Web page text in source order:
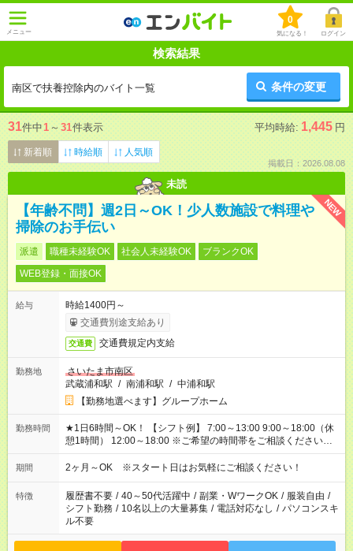
メニュー
0
気になる！ ログイン
検索結果
南区で扶養控除内のバイト一覧 条件の変更
31件中1 ～ 31件表示 平均時給: 1,445 円
新着順 時給順 人気順
掲載日：2026.08.08
未読
NEW
【年齢不問】週2日～OK！少人数施設で料理や
掃除のお手伝い
派遣 職種未経験OK 社会人未経験OK
ブランクOK
WEB登録・面接OK
給与
時給1400円～
交通費別途支給あり
交通費 交通費規定内支給
勤務地
さいたま市南区
武蔵浦和駅 / 南浦和駅 / 中浦和駅
【勤務地選べます】グループホーム
勤務時間
★1日6時間～OK！ 【シフト例】 7:00～13:00 9:00～18:00（休
憩1時間） 12:00～18:00 ※ご希望の時間帯をご相談ください。
※日勤、夜勤のみ、変則的な勤務等も相談OK！
期間 2ヶ月～OK ※スタート日はお気軽にご相談ください！
特徴 履歴書不要 / 40～50代活躍中 / 副業・WワークOK / 服装自由 /
シフト勤務 / 10名以上の大量募集 / 電話対応なし / パソコンスキ
ル不要